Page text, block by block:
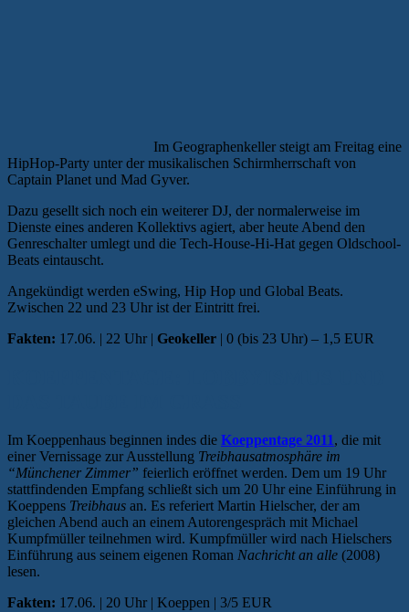
Im Geographenkeller steigt am Freitag eine
HipHop-Party unter der musikalischen Schirmherrschaft von
Captain Planet und Mad Gyver.
Dazu gesellt sich noch ein weiterer DJ, der normalerweise im
Dienste eines anderen Kollektivs agiert, aber heute Abend den
Genreschalter umlegt und die Tech-House-Hi-Hat gegen Oldschool-
Beats eintauscht.
Angekündigt werden eSwing, Hip Hop und Global Beats.
Zwischen 22 und 23 Uhr ist der Eintritt frei.
Fakten: 17.06. | 22 Uhr | Geokeller | 0 (bis 23 Uhr) – 1,5 EUR
Im Koeppenhaus beginnen indes die Koeppentage 2011, die mit
einer Vernissage zur Ausstellung Treibhausatmosphäre im
“Münchener Zimmer” feierlich eröffnet werden. Dem um 19 Uhr
stattfindenden Empfang schließt sich um 20 Uhr eine Einführung in
Koeppens Treibhaus an. Es referiert Martin Hielscher, der am
gleichen Abend auch an einem Autorengespräch mit Michael
Kumpfmüller teilnehmen wird. Kumpfmüller wird nach Hielschers
Einführung aus seinem eigenen Roman Nachricht an alle (2008)
lesen.
Fakten: 17.06. | 20 Uhr | Koeppen | 3/5 EUR